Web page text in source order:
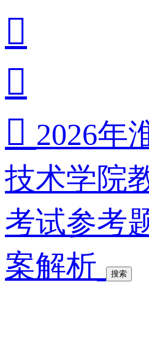


 2026年
技术学院
考试参考
案解析
搜索